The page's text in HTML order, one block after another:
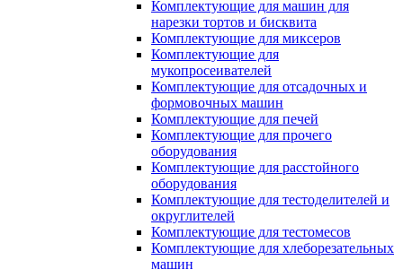
Комплектующие для машин для
нарезки тортов и бисквита
Комплектующие для миксеров
Комплектующие для
мукопросеивателей
Комплектующие для отсадочных и
формовочных машин
Комплектующие для печей
Комплектующие для прочего
оборудования
Комплектующие для расстойного
оборудования
Комплектующие для тестоделителей и
округлителей
Комплектующие для тестомесов
Комплектующие для хлеборезательных
машин